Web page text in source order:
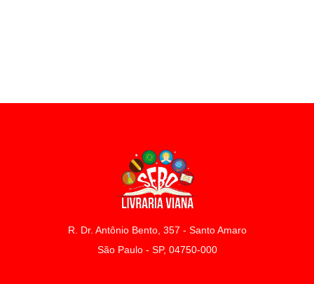
R. Dr. Antônio Bento, 357 - Santo Amaro
São Paulo - SP, 04750-000